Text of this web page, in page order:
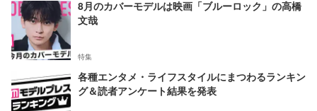
8月のカバーモデルは映画「ブルーロック」の高橋
文哉
特集
各種エンタメ・ライフスタイルにまつわるランキン
グ＆読者アンケート結果を発表